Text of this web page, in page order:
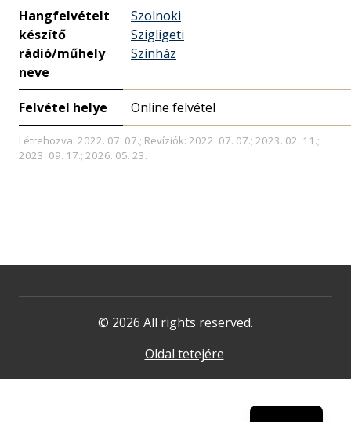
Hangfelvételt
készítő
rádió/műhely
neve
Szolnoki
Szigligeti
Színház
Felvétel helye Online felvétel
Létrehozva: 2022. 07. 07.; Revíziók: 2022. 07. 07.; 2023. 02. 11.;
2023. 09. 17.; 2026. 05. 23.
© 2026 All rights reserved.
Oldal tetejére